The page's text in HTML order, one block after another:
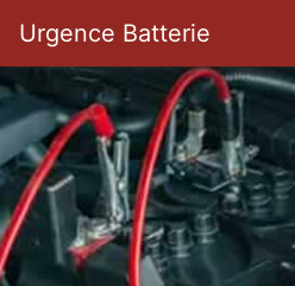
Urgence Batterie